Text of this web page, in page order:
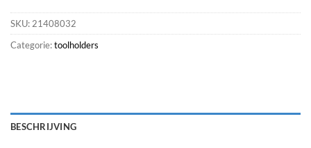
SKU:21408032
Categorie:toolholders
BESCHRIJVING